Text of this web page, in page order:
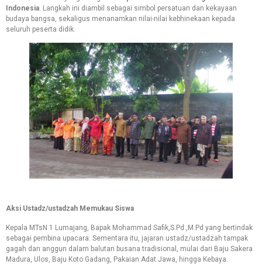
Indonesia. Langkah ini diambil sebagai simbol persatuan dan kekayaan
budaya bangsa, sekaligus menanamkan nilai-nilai kebhinekaan kepada
seluruh peserta didik.
Aksi Ustadz/ustadzah Memukau Siswa
Kepala MTsN 1 Lumajang, Bapak Mohammad Safik,S.Pd.,M.Pd yang bertindak
sebagai pembina upacara. Sementara itu, jajaran ustadz/ustadzah tampak
gagah dan anggun dalam balutan busana tradisional, mulai dari Baju Sakera
Madura, Ulos, Baju Koto Gadang, Pakaian Adat Jawa, hingga Kebaya.